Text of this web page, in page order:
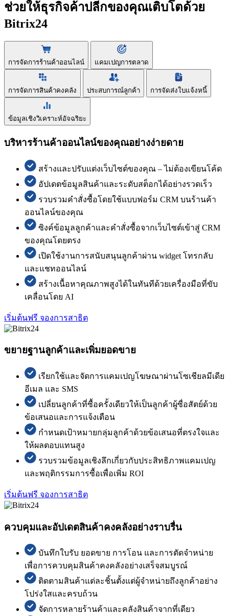
ช่วยให้ธุรกิจค้าปลีกของคุณเติบโตด้วย
Bitrix24
การจัดการร้านค้าออนไลน์ แคมเปญการตลาด
การจัดการสินค้าคงคลัง ประสบการณ์ลูกค้า การจัดส่งใบแจ้งหนี้
ข้อมูลเชิงวิเคราะห์อัจฉริยะ
บริหารร้านค้าออนไลน์ของคุณอย่างง่ายดาย
สร้างและปรับแต่งเว็บไซต์ของคุณ – ไม่ต้องเขียนโค้ด
อัปเดตข้อมูลสินค้าและระดับสต็อกได้อย่างรวดเร็ว
รวบรวมคำสั่งซื้อโดยใช้แบบฟอร์ม CRM บนร้านค้า
ออนไลน์ของคุณ
ซิงค์ข้อมูลลูกค้าและคำสั่งซื้อจากเว็บไซต์เข้าสู่ CRM
ของคุณโดยตรง
เปิดใช้งานการสนับสนุนลูกค้าผ่าน widget โทรกลับ
และแชทออนไลน์
สร้างเนื้อหาคุณภาพสูงได้ในทันทีด้วยเครื่องมือที่ขับ
เคลื่อนโดย AI
เริ่มต้นฟรี จองการสาธิต
ขยายฐานลูกค้าและเพิ่มยอดขาย
เรียกใช้และจัดการแคมเปญโฆษณาผ่านโซเชียลมีเดีย
อีเมล และ SMS
เปลี่ยนลูกค้าที่ซื้อครั้งเดียวให้เป็นลูกค้าผู้ซื่อสัตย์ด้วย
ข้อเสนอและการแจ้งเตือน
กำหนดเป้าหมายกลุ่มลูกค้าด้วยข้อเสนอที่ตรงใจและ
ให้ผลตอบแทนสูง
รวบรวมข้อมูลเชิงลึกเกี่ยวกับประสิทธิภาพแคมเปญ
และพฤติกรรมการซื้อเพื่อเพิ่ม ROI
เริ่มต้นฟรี จองการสาธิต
ควบคุมและอัปเดตสินค้าคงคลังอย่างราบรื่น
บันทึกใบรับ ยอดขาย การโอน และการตัดจำหน่าย
เพื่อการควบคุมสินค้าคงคลังอย่างเสร็จสมบูรณ์
ติดตามสินค้าแต่ละชิ้นตั้งแต่ผู้จำหน่ายถึงลูกค้าอย่าง
โปร่งใสและครบถ้วน
จัดการหลายร้านค้าและคลังสินค้าจากที่เดียว